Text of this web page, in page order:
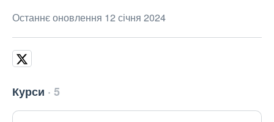
Останнє оновлення 12 січня 2024
Курси 5